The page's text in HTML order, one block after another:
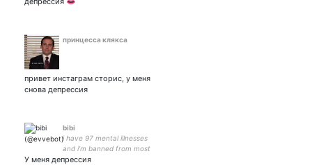
принцесса клякса
привет инстаграм сторис, у меня
снова депрессия
bibi
i have 97 mental illnesses
and i'm banned from most
public spaces
У меня депрессия